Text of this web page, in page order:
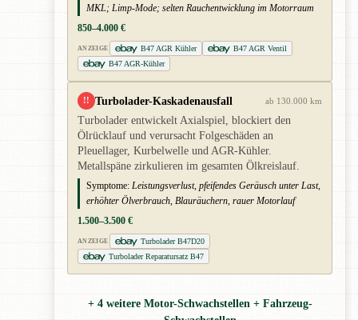
MKL; Limp-Mode; selten Rauchentwicklung im Motorraum
850–4.000 €
ANZEIGE B47 AGR Kühler
B47 AGR Ventil
B47 AGR-Kühler
!! Turbolader-Kaskadenausfall ab 130.000 km
Turbolader entwickelt Axialspiel, blockiert den
Ölrücklauf und verursacht Folgeschäden an
Pleuellager, Kurbelwelle und AGR-Kühler.
Metallspäne zirkulieren im gesamten Ölkreislauf.
Symptome: Leistungsverlust, pfeifendes Geräusch unter Last,
erhöhter Ölverbrauch, Blauräuchern, rauer Motorlauf
1.500–3.500 €
ANZEIGE
Turbolader B47D20
Turbolader Reparatursatz B47
+ 4 weitere Motor-Schwachstellen + Fahrzeug-